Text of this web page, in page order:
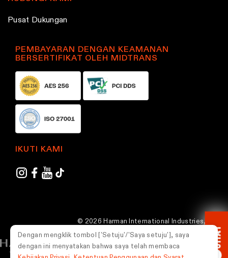
Pusat Dukungan
PEMBAYARAN DENGAN KEAMANAN
BERSERTIFIKAT OLEH MIDTRANS
IKUTI KAMI
© 2026 Harman International Industries,
Incorporated. Semua hak dilindungi undang-
undang.
Dengan mengklik tombol ['Setuju'/'Saya setuju'], saya
dengan ini menyatakan bahwa saya telah membaca
CHAT